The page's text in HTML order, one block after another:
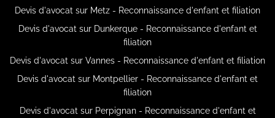
Devis d'avocat sur Metz - Reconnaissance d'enfant et filiation
Devis d'avocat sur Dunkerque - Reconnaissance d'enfant et
filiation
Devis d'avocat sur Vannes - Reconnaissance d'enfant et filiation
Devis d'avocat sur Montpellier - Reconnaissance d'enfant et
filiation
Devis d'avocat sur Perpignan - Reconnaissance d'enfant et